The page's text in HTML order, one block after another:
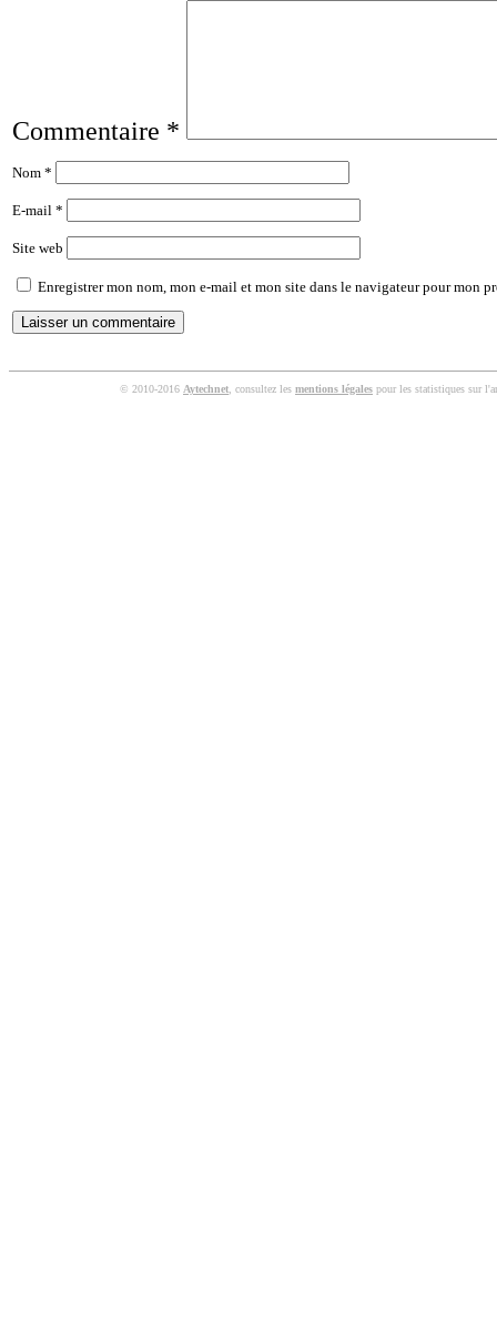
Commentaire *
Nom *
E-mail *
Site web
Enregistrer mon nom, mon e-mail et mon site dans le navigateur pour mon
© 2010-2016 Aytechnet , consultez les mentions légales pour les statistiques sur